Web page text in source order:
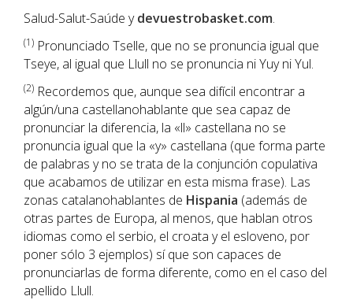
Salud-Salut-Saúde ydevuestrobasket.com.
(1) Pronunciado Tselle, que no se pronuncia igual que
Tseye, al igual que Llull no se pronuncia ni Yuy ni Yul.
(2) Recordemos que, aunque sea difícil encontrar a
algún/una castellanohablante que sea capaz de
pronunciar la diferencia, la «ll» castellana no se
pronuncia igual que la «y» castellana (que forma parte
de palabras y no se trata de la conjunción copulativa
que acabamos de utilizar en esta misma frase). Las
zonas catalanohablantes de Hispania (además de
otras partes de Europa, al menos, que hablan otros
idiomas como el serbio, el croata y el esloveno, por
poner sólo 3 ejemplos) sí que son capaces de
pronunciarlas de forma diferente, como en el caso del
apellido Llull.